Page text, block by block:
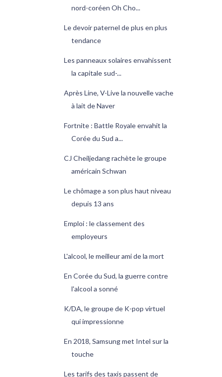
nord-coréen Oh Cho...
Le devoir paternel de plus en plus
tendance
Les panneaux solaires envahissent
la capitale sud-...
Après Line, V-Live la nouvelle vache
à lait de Naver
Fortnite : Battle Royale envahit la
Corée du Sud a...
CJ Cheiljedang rachète le groupe
américain Schwan
Le chômage a son plus haut niveau
depuis 13 ans
Emploi : le classement des
employeurs
L'alcool, le meilleur ami de la mort
En Corée du Sud, la guerre contre
l'alcool a sonné
K/DA, le groupe de K-pop virtuel
qui impressionne
En 2018, Samsung met Intel sur la
touche
Les tarifs des taxis passent de